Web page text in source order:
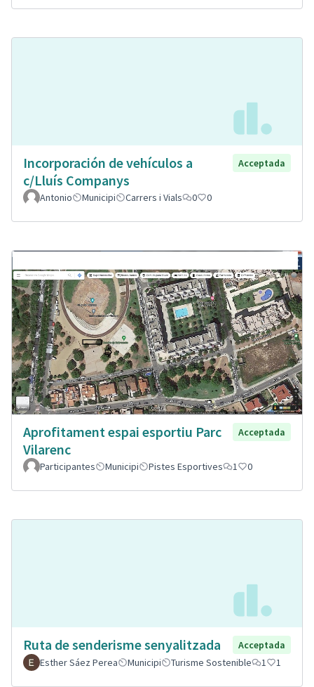
Incorporación de vehículos a
c/Lluís Companys
Acceptada
Antonio Municipi Carrers i Vials 0 0
Aprofitament espai esportiu Parc
Vilarenc
Acceptada
Participantes Municipi Pistes Esportives 1 0
Ruta de senderisme senyalitzada
Acceptada
Esther Sáez Perea
Municipi Turisme Sostenible 1 1